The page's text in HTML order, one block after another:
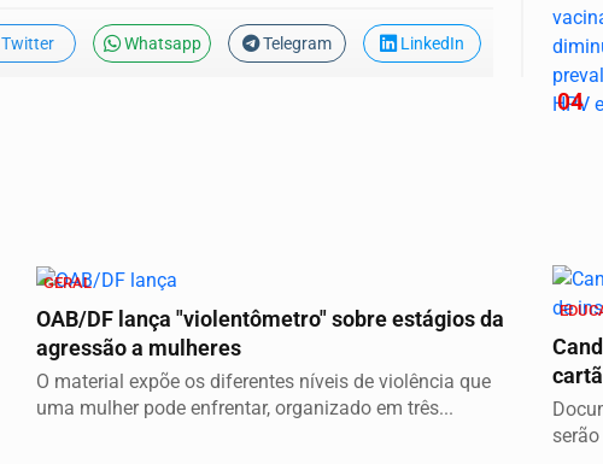
Twitter Whatsapp Telegram LinkedIn
04
GERAL
OAB/DF lança "violentômetro" sobre estágios da
agressão a mulheres
O material expõe os diferentes níveis de violência que
uma mulher pode enfrentar, organizado em três...